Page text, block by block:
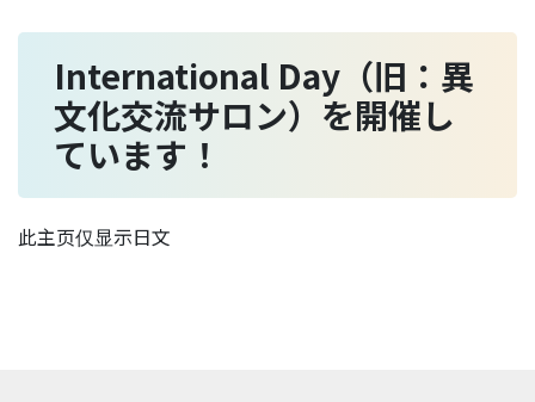
International Day（旧：異
文化交流サロン）を開催し
ています！
此主页仅显示日文